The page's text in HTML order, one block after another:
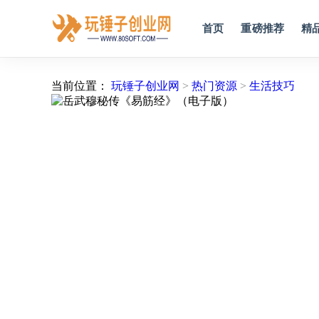
首页 重磅推荐 精
当前位置： 玩锤子创业网 > 热门资源 > 生活技巧